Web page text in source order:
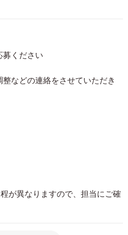
募ください
などの連絡をさせていただき
が異なりますので、担当にご確